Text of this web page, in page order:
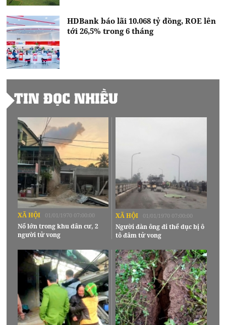
HDBank báo lãi 10.068 tỷ đồng, ROE lên
tới 26,5% trong 6 tháng
TIN ĐỌC NHIỀU
XÃ HỘI 01/01/1970 07:00:00
Nổ lớn trong khu dân cư, 2
người tử vong
XÃ HỘI 01/01/1970 07:00:00
Người đàn ông đi thể dục bị ô
tô đâm tử vong